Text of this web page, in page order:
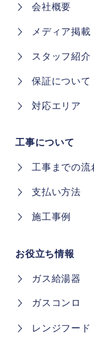
対応エリア
会社概要
メディア掲載
スタッフ紹介
保証について
お役立ち情報
レンジフード
ガスコンロ
ガス給湯器
工事までの流
施工事例
支払い方法
工事について